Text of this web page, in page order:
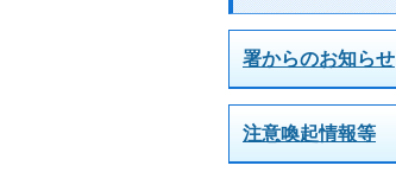
署からのお知らせ
注意喚起情報等